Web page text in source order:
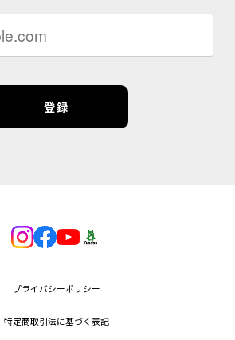
登録
プライバシーポリシー
特定商取引法に基づく表記